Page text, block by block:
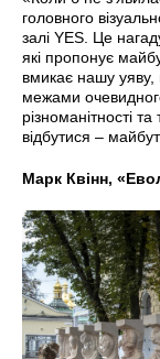
головного
залі YES. Це
які пропонує
вмикає нашу уяву,
межами
різноманітності
відбутися –
Марк Квінн,